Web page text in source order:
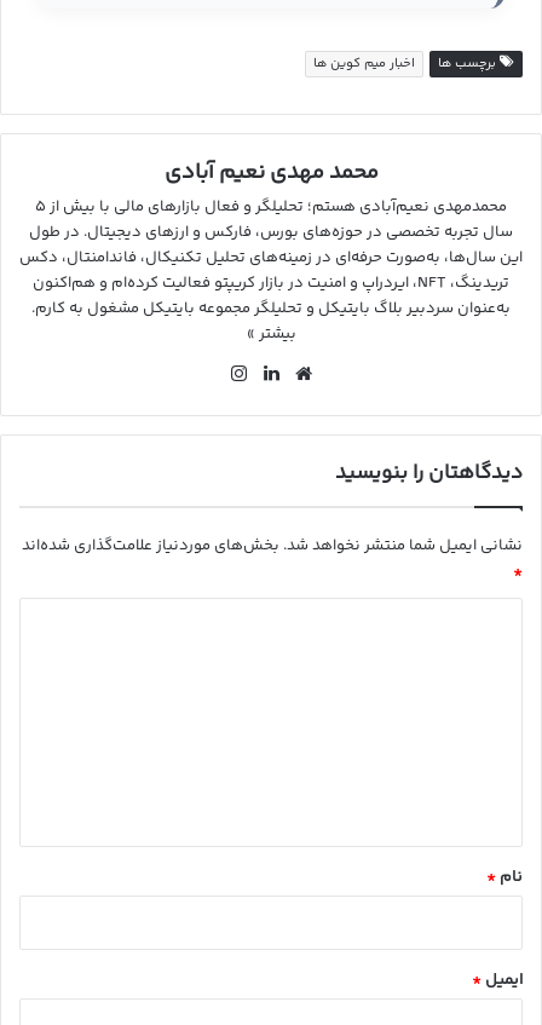
برچسب ها اخبار میم کوین ها
محمد مهدی نعیم آبادی
محمدمهدی نعیم‌آبادی هستم؛ تحلیلگر و فعال بازارهای مالی با بیش از ۵
سال تجربه تخصصی در حوزه‌های بورس، فارکس و ارزهای دیجیتال. در طول
این سال‌ها، به‌صورت حرفه‌ای در زمینه‌های تحلیل تکنیکال، فاندامنتال، دکس
تریدینگ، NFT، ایردراپ و امنیت در بازار کریپتو فعالیت کرده‌ام و هم‌اکنون
به‌عنوان سردبیر بلاگ بایتیکل و تحلیلگر مجموعه بایتیکل مشغول به کارم.
بیشتر »
وب
ت
لین
ین گرا
دیدگاهتان را بنویسید
نشانی ایمیل شما منتشر نخواهد شد. بخش‌های موردنیاز علامت‌گذاری شده‌اند
*
نام *
ایمیل *